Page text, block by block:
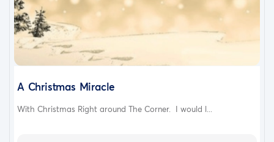
A Christmas Miracle
With Christmas Right around The Corner. I would l...